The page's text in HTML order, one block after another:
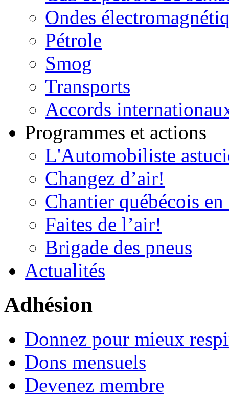
Ondes
Pétrole
Smog
Transports
Accords
Programmes et actions
L'Automobiliste
Changez d’air!
Chantier québécois
Faites de l’air!
Brigade des pneus
Actualités
Adhésion
Donnez pour mieux
Dons mensuels
Devenez membre